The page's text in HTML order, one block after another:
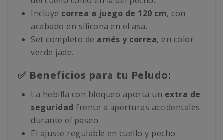
Incluye correa a juego de 120 cm, con
acabado en silicona en el asa.
Set completo de arnés y correa, en color
verde jade.
✅ Beneficios para tu Peludo:
La hebilla con bloqueo aporta un extra de
seguridad frente a aperturas accidentales
durante el paseo.
El ajuste regulable en cuello y pecho